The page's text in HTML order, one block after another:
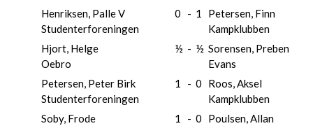
Henriksen, Palle V
Studenterforeningen
0 - 1
Petersen, Finn
Kampklubben
Hjort, Helge
Oebro
½ - ½ Sorensen, Preben
Evans
Petersen, Peter Birk
Studenterforeningen
1 - 0
Roos, Aksel
Kampklubben
Soby, Frode
1 - 0
Poulsen, Allan